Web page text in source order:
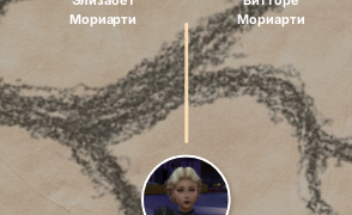
Мориарти Мориарти